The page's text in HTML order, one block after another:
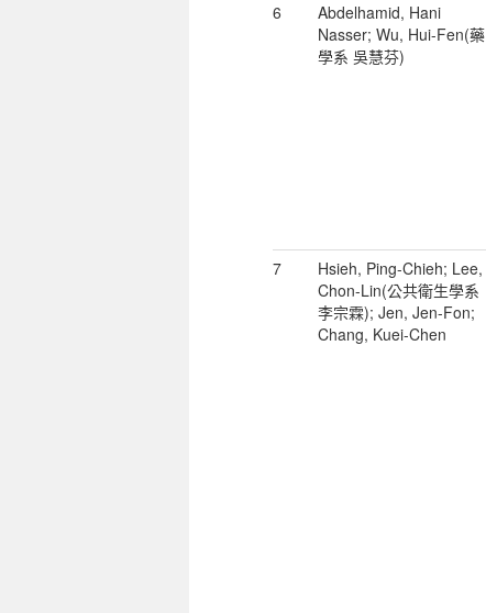
6
Abdelhamid, Hani
Nasser; Wu, Hui-Fen(藥
學系 吳慧芬)
7
Hsieh, Ping-Chieh; Lee,
Chon-Lin(公共衛生學系
李宗霖); Jen, Jen-Fon;
Chang, Kuei-Chen